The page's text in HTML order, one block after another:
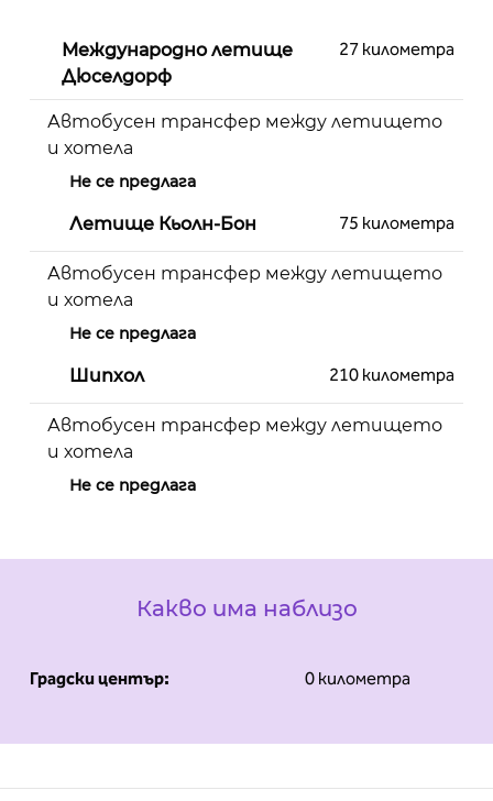
Международно летище
Дюселдорф
27 километра
Автобусен трансфер между летището
и хотела
Не се предлага
Летище Кьолн-Бон 75 километра
Автобусен трансфер между летището
и хотела
Не се предлага
Шипхол 210 километра
Автобусен трансфер между летището
и хотела
Не се предлага
Какво има наблизо
Градски център: 0 километра